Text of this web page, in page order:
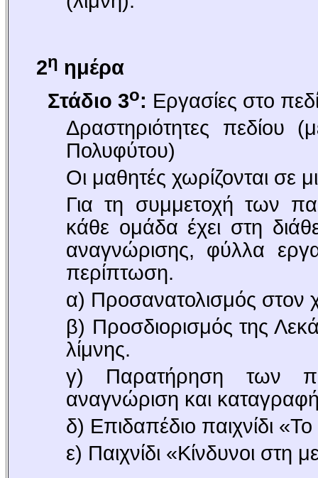
2η ημέρα
Στάδιο 3ο: Εργασίες στο
Δραστηριότητες πεδίου
Πολυφύτου)
Οι μαθητές χωρίζονται σε
Για τη συμμετοχή των
κάθε ομάδα έχει στη
αναγνώρισης, φύλλα
περίπτωση.
α) Προσανατολισμός στον
β) Προσδιορισμός της
λίμνης.
γ) Παρατήρηση των
αναγνώριση και
δ) Επιδαπέδιο παιχνίδι
ε) Παιχνίδι «Κίνδυνοι στη